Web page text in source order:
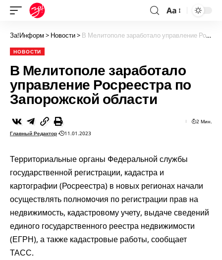
Aa
За!Информ > Новости> В Мелитополе заработало управление Росреестра по Запорожской области
НОВОСТИ
В Мелитополе заработало
управление Росреестра по
Запорожской области
Главный Редактор 11.01.2023
2 Мин.
Территориальные органы Федеральной службы
государственной регистрации, кадастра и
картографии (Росреестра) в новых регионах начали
осуществлять полномочия по регистрации прав на
недвижимость, кадастровому учету, выдаче сведений
единого государственного реестра недвижимости
(ЕГРН), а также кадастровые работы, сообщает
ТАСС.